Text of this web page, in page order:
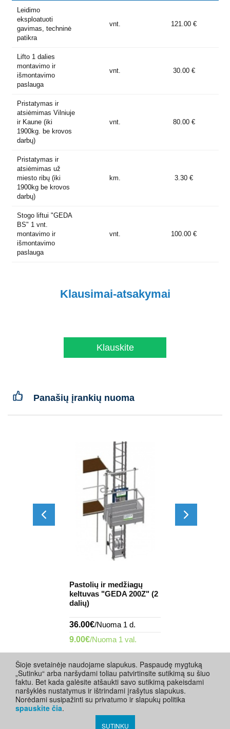
Leidimo
eksploatuoti
gavimas, techninė
patikra
vnt. 121.00 €
Lifto 1 dalies
montavimo ir
išmontavimo
paslauga
vnt. 30.00 €
Pristatymas ir
atsiėmimas Vilniuje
ir Kaune (iki
1900kg. be krovos
darbų)
vnt. 80.00 €
Pristatymas ir
atsiėmimas už
miesto ribų (iki
1900kg be krovos
darbų)
km. 3.30 €
Stogo liftui "GEDA
BS" 1 vnt.
montavimo ir
išmontavimo
paslauga
vnt. 100.00 €
Klausimai-atsakymai
Klauskite
Panašių įrankių nuoma
Pastolių ir medžiagų
keltuvas "GEDA 200Z" (2
dalių)
36.00€/Nuoma 1 d.
9.00€/Nuoma 1 val.
Šioje svetainėje naudojame slapukus. Paspaudę mygtuką
„Sutinku“ arba naršydami toliau patvirtinsite sutikimą su šiuo
faktu. Bet kada galėsite atšaukti savo sutikimą pakeisdami
naršyklės nustatymus ir ištrindami įrašytus slapukus.
Norėdami susipažinti su privatumo ir slapukų politika
spauskite čia.
SUTINKU